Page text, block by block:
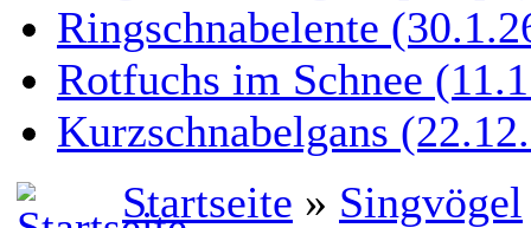
Ringschnabelente
Rotfuchs im Schnee
Kurzschnabelgans
Startseite » Singvögel